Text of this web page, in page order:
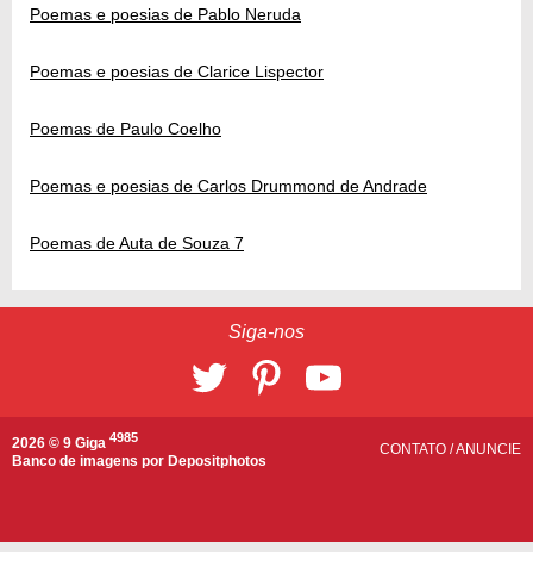
Poemas e poesias de Pablo Neruda
Poemas e poesias de Clarice Lispector
Poemas de Paulo Coelho
Poemas e poesias de Carlos Drummond de Andrade
Poemas de Auta de Souza 7
Siga-nos
2026 © 9 Giga 4985
Banco de imagens por Depositphotos
CONTATO /ANUNCIE